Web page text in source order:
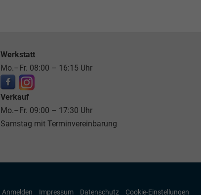
Werkstatt
Mo.–Fr. 08:00 – 16:15 Uhr
Verkauf
Mo.–Fr. 09:00 – 17:30 Uhr
Samstag mit Terminvereinbarung
Anmelden Impressum Datenschutz Cookie-Einstellungen